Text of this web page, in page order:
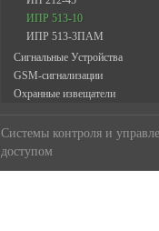
ИПР 513-10
ИПР 513-3ПАМ
Сигнальные Устройства
GSM-сигнализации
Охранные извещатели
Системы контроля и
доступом